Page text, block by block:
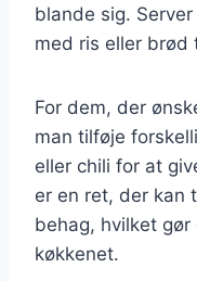
blande sig.
med ris eller brød
For dem, der
man tilføje
eller chili for at
er en ret, der kan
behag, hvilket
køkkenet.